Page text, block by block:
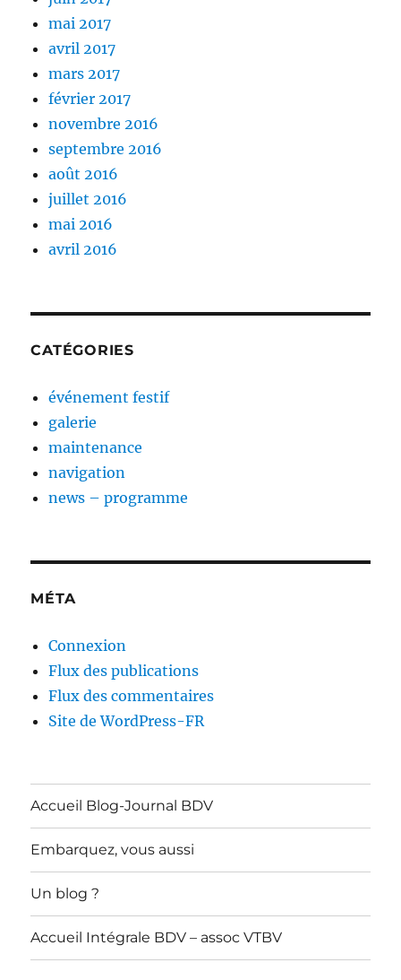
mai 2017
avril 2017
mars 2017
février 2017
novembre 2016
septembre 2016
août 2016
juillet 2016
mai 2016
avril 2016
CATÉGORIES
événement festif
galerie
maintenance
navigation
news – programme
MÉTA
Connexion
Flux des publications
Flux des commentaires
Site de WordPress-FR
Accueil Blog-Journal BDV
Embarquez, vous aussi
Un blog ?
Accueil Intégrale BDV – assoc VTBV